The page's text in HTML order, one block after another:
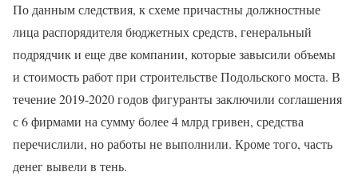
По данным следствия, к схеме причастны должностные
лица распорядителя бюджетных средств, генеральный
подрядчик и еще две компании, которые завысили объемы
и стоимость работ при строительстве Подольского моста. В
течение 2019-2020 годов фигуранты заключили соглашения
с 6 фирмами на сумму более 4 млрд гривен, средства
перечислили, но работы не выполнили. Кроме того, часть
денег вывели в тень.